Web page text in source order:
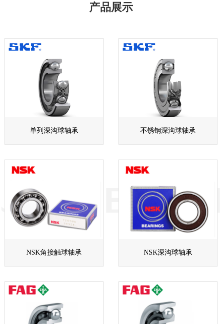
产品展示
单列深沟球轴承 不锈钢深沟球轴承
NSK角接触球轴承 NSK深沟球轴承